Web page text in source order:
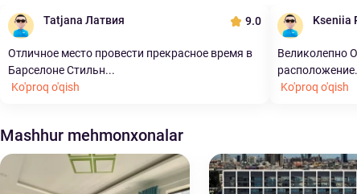
Tatjana Латвия 9.0
Отличное место провести прекрасное время в
Барселоне Стильн...
Ko'proq o'qish
Kseniia
Великолепно
Ko'proq o'qish
Mashhur mehmonxonalar